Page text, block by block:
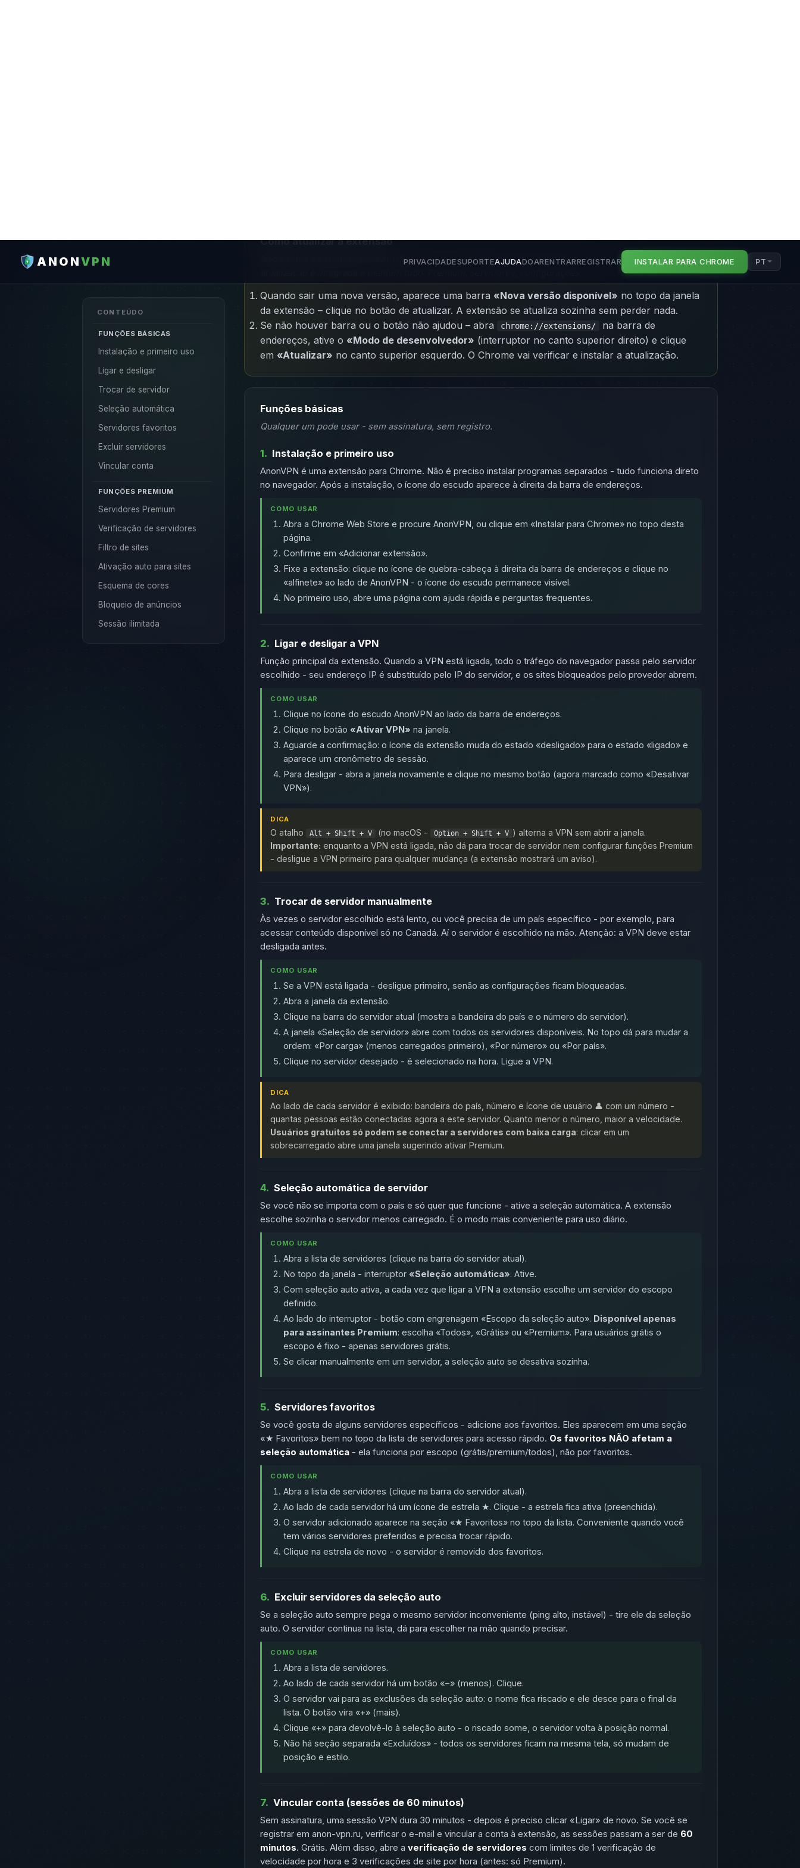
FUNÇÕES BÁSICAS
Trocar de servidor
Seleção automática
Servidores favoritos
Excluir servidores
Vincular conta
FUNÇÕES PREMIUM
Servidores Premium
Verificação de servidores
Filtro de sites
Ativação auto para sites
Esquema de cores
Bloqueio de anúncios
Sessão ilimitada
Como atualizar a extensão
Não exclua a extensão para atualizá-la– você perderá suas configurações e reinstalar dá trabalho. A
Quando sair uma nova versão, aparece uma barra «Nova versão disponível» no topo da janela
da extensão – clique no botão de atualizar. A extensão se atualiza sozinha sem perder nada.
Se não houver barra ou o botão não ajudou – abra
chrome://extensions/
na barra de
endereços, ative o «Modo de desenvolvedor» (interruptor no canto superior direito) e clique
em «Atualizar» no canto superior esquerdo. O Chrome vai verificar e instalar a atualização.
Funções básicas
Qualquer um pode usar - sem assinatura, sem registro.
1. Instalação e primeiro uso
AnonVPN é uma extensão para Chrome. Não é preciso instalar programas separados - tudo funciona direto
no navegador. Após a instalação, o ícone do escudo aparece à direita da barra de endereços.
COMO USAR
Abra a Chrome Web Store e procure AnonVPN, ou clique em «Instalar para Chrome» no topo desta
página.
Confirme em «Adicionar extensão».
Fixe a extensão: clique no ícone de quebra-cabeça à direita da barra de endereços e clique no
«alfinete» ao lado de AnonVPN - o ícone do escudo permanece visível.
No primeiro uso, abre uma página com ajuda rápida e perguntas frequentes.
2. Ligar e desligar a VPN
Função principal da extensão. Quando a VPN está ligada, todo o tráfego do navegador passa pelo servidor
escolhido - seu endereço IP é substituído pelo IP do servidor, e os sites bloqueados pelo provedor abrem.
COMO USAR
Clique no ícone do escudo AnonVPN ao lado da barra de endereços.
Clique no botão «Ativar VPN» na janela.
Aguarde a confirmação: o ícone da extensão muda do estado «desligado» para o estado «ligado» e
aparece um cronômetro de sessão.
Para desligar - abra a janela novamente e clique no mesmo botão (agora marcado como «Desativar
VPN»).
DICA
O atalho Alt + Shift + V (no macOS - Option + Shift + V ) alterna a VPN sem abrir a janela.
Importante: enquanto a VPN está ligada, não dá para trocar de servidor nem configurar funções Premium
- desligue a VPN primeiro para qualquer mudança (a extensão mostrará um aviso).
3. Trocar de servidor manualmente
Às vezes o servidor escolhido está lento, ou você precisa de um país específico - por exemplo, para
acessar conteúdo disponível só no Canadá. Aí o servidor é escolhido na mão. Atenção: a VPN deve estar
desligada antes.
COMO USAR
Se a VPN está ligada - desligue primeiro, senão as configurações ficam bloqueadas.
Abra a janela da extensão.
Clique na barra do servidor atual (mostra a bandeira do país e o número do servidor).
A janela «Seleção de servidor» abre com todos os servidores disponíveis. No topo dá para mudar a
ordem: «Por carga» (menos carregados primeiro), «Por número» ou «Por país».
Clique no servidor desejado - é selecionado na hora. Ligue a VPN.
DICA
Ao lado de cada servidor é exibido: bandeira do país, número e ícone de usuário 👤 com um número -
quantas pessoas estão conectadas agora a este servidor. Quanto menor o número, maior a velocidade.
Usuários gratuitos só podem se conectar a servidores com baixa carga: clicar em um
sobrecarregado abre uma janela sugerindo ativar Premium.
4. Seleção automática de servidor
Se você não se importa com o país e só quer que funcione - ative a seleção automática. A extensão
escolhe sozinha o servidor menos carregado. É o modo mais conveniente para uso diário.
COMO USAR
Abra a lista de servidores (clique na barra do servidor atual).
No topo da janela - interruptor «Seleção automática». Ative.
Com seleção auto ativa, a cada vez que ligar a VPN a extensão escolhe um servidor do escopo
definido.
Ao lado do interruptor - botão com engrenagem «Escopo da seleção auto». Disponível apenas
para assinantes Premium: escolha «Todos», «Grátis» ou «Premium». Para usuários grátis o
escopo é fixo - apenas servidores grátis.
Se clicar manualmente em um servidor, a seleção auto se desativa sozinha.
5. Servidores favoritos
Se você gosta de alguns servidores específicos - adicione aos favoritos. Eles aparecem em uma seção
«★ Favoritos» bem no topo da lista de servidores para acesso rápido. Os favoritos NÃO afetam a
seleção automática - ela funciona por escopo (grátis/premium/todos), não por favoritos.
COMO USAR
Abra a lista de servidores (clique na barra do servidor atual).
Ao lado de cada servidor há um ícone de estrela ★. Clique - a estrela fica ativa (preenchida).
O servidor adicionado aparece na seção «★ Favoritos» no topo da lista. Conveniente quando você
tem vários servidores preferidos e precisa trocar rápido.
Clique na estrela de novo - o servidor é removido dos favoritos.
6. Excluir servidores da seleção auto
Se a seleção auto sempre pega o mesmo servidor inconveniente (ping alto, instável) - tire ele da seleção
auto. O servidor continua na lista, dá para escolher na mão quando precisar.
COMO USAR
Abra a lista de servidores.
Ao lado de cada servidor há um botão «−» (menos). Clique.
O servidor vai para as exclusões da seleção auto: o nome fica riscado e ele desce para o final da
lista. O botão vira «+» (mais).
Clique «+» para devolvê-lo à seleção auto - o riscado some, o servidor volta à posição normal.
Não há seção separada «Excluídos» - todos os servidores ficam na mesma tela, só mudam de
posição e estilo.
7. Vincular conta (sessões de 60 minutos)
Sem assinatura, uma sessão VPN dura 30 minutos - depois é preciso clicar «Ligar» de novo. Se você se
registrar em anon-vpn.ru, verificar o e-mail e vincular a conta à extensão, as sessões passam a ser de 60
minutos. Grátis. Além disso, abre a verificação de servidores com limites de 1 verificação de
velocidade por hora e 3 verificações de site por hora (antes: só Premium).